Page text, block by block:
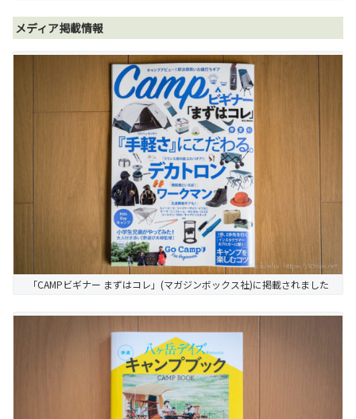
メディア掲載情報
「CAMPビギナー まずはコレ」(マガジンボックス社)に掲載されました